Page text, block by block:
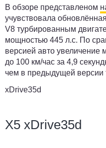
В обзоре представленом
учувствовала
V8 турбированным
мощностью 445 л.с. По
версией авто увеличение
до 100 км/час за 4,9
чем в предыдущей версии
xDrive35d
X5 xDrive35d